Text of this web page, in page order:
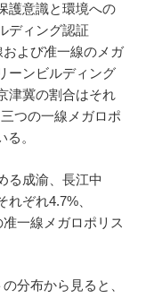
護意識と環境への
ディング認証
および准一線のメガ
ーンビルディング
津冀の割合はそれ
つの一線メガロポ
。
る成渝、長江中
ぞれ4.7%、
一線メガロポリス
分布から見ると、